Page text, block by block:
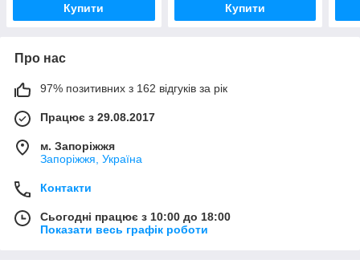
Купити Купити
Про нас
97% позитивних з 162 відгуків за рік
Працює з 29.08.2017
м. Запоріжжя
Запоріжжя, Україна
Контакти
Сьогодні працює з 10:00 до 18:00
Показати весь графік роботи